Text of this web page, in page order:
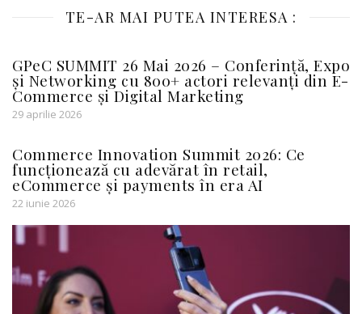
TE-AR MAI PUTEA INTERESA :
GPeC SUMMIT 26 Mai 2026 – Conferință, Expo
și Networking cu 800+ actori relevanți din E-
Commerce și Digital Marketing
29 aprilie 2026
Commerce Innovation Summit 2026: Ce
funcționează cu adevărat în retail,
eCommerce și payments în era AI
22 iunie 2026